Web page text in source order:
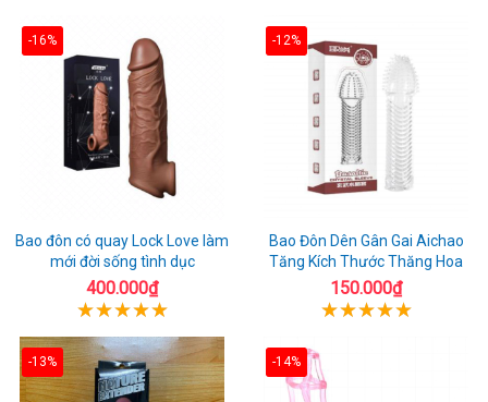
-16%
Bao đôn có quay Lock Love làm
mới đời sống tình dục
400.000₫
-12%
Bao Đôn Dên Gân Gai Aichao
Tăng Kích Thước Thăng Hoa
150.000₫
-13% -14%